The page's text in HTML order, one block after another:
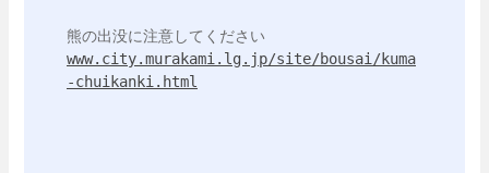
www.city.murakami.lg.jp/site/bousai/kuma
-chuikanki.html